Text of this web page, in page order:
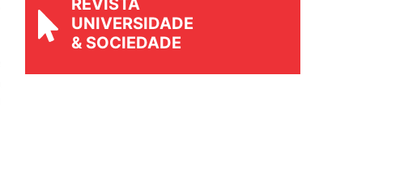
REVISTA
UNIVERSIDADE